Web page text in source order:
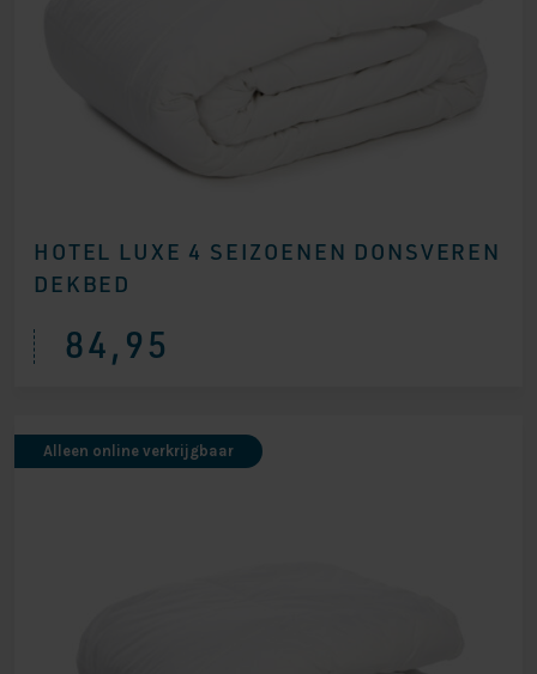
HOTEL LUXE 4 SEIZOENEN DONSVEREN
DEKBED
84,95
Alleen online verkrijgbaar